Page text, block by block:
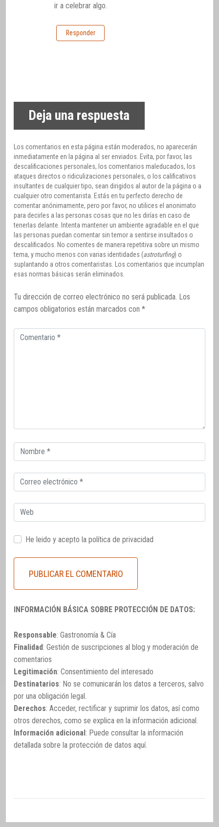
ir a celebrar algo.
Responder
Deja una respuesta
Los comentarios en esta página están moderados, no aparecerán
inmediatamente en la página al ser enviados. Evita, por favor, las
descalificaciones personales, los comentarios maleducados, los
ataques directos o ridiculizaciones personales, o los calificativos
insultantes de cualquier tipo, sean dirigidos al autor de la página o a
cualquier otro comentarista. Estás en tu perfecto derecho de
comentar anónimamente, pero por favor, no utilices el anonimato
para decirles a las personas cosas que no les dirías en caso de
tenerlas delante. Intenta mantener un ambiente agradable en el que
las personas puedan comentar sin temor a sentirse insultados o
descalificados. No comentes de manera repetitiva sobre un mismo
tema, y mucho menos con varias identidades (astroturfing) o
suplantando a otros comentaristas. Los comentarios que incumplan
esas normas básicas serán eliminados.
Tu dirección de correo electrónico no será publicada. Los
campos obligatorios están marcados con *
Comentario
Correo
electrónico
Correo
electrónico
Web
He leido y acepto la política de privacidad
INFORMACIÓN BÁSICA SOBRE PROTECCIÓN DE DATOS:
Responsable: Gastronomía & Cía
Finalidad: Gestión de suscripciones al blog y moderación de
comentarios
Legitimación: Consentimiento del interesado
Destinatarios: No se comunicarán los datos a terceros, salvo
por una obligación legal.
Derechos: Acceder, rectificar y suprimir los datos, así como
otros derechos, como se explica en la información adicional.
Información adicional: Puede consultar la información
detallada sobre la protección de datos aquí.